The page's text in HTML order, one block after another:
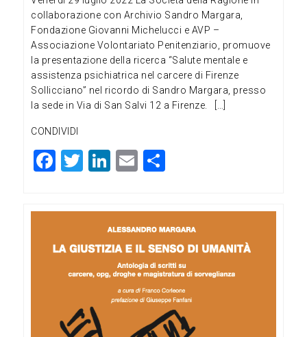
collaborazione con Archivio Sandro Margara,
Fondazione Giovanni Michelucci e AVP –
Associazione Volontariato Penitenziario, promuove
la presentazione della ricerca “Salute mentale e
assistenza psichiatrica nel carcere di Firenze
Sollicciano” nel ricordo di Sandro Margara, presso
la sede in Via di San Salvi 12 a Firenze. […]
CONDIVIDI
F
c
b
k
T
tt
Li
ke
dI
n
E
ai
l
n
di
vi
di